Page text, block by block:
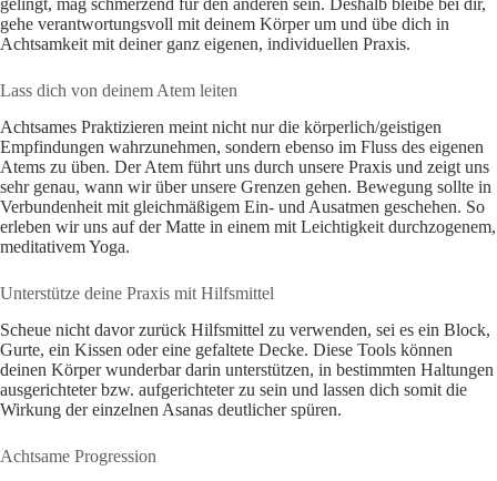
gelingt, mag schmerzend für den anderen sein. Deshalb bleibe bei dir,
gehe verantwortungsvoll mit deinem Körper um und übe dich in
Achtsamkeit mit deiner ganz eigenen, individuellen Praxis.
Lass dich von deinem Atem leiten
Achtsames Praktizieren meint nicht nur die körperlich/geistigen
Empfindungen wahrzunehmen, sondern ebenso im Fluss des eigenen
Atems zu üben. Der Atem führt uns durch unsere Praxis und zeigt uns
sehr genau, wann wir über unsere Grenzen gehen. Bewegung sollte in
Verbundenheit mit gleichmäßigem Ein- und Ausatmen geschehen. So
erleben wir uns auf der Matte in einem mit Leichtigkeit durchzogenem,
meditativem Yoga.
Unterstütze deine Praxis mit Hilfsmittel
Scheue nicht davor zurück Hilfsmittel zu verwenden, sei es ein Block,
Gurte, ein Kissen oder eine gefaltete Decke. Diese Tools können
deinen Körper wunderbar darin unterstützen, in bestimmten Haltungen
ausgerichteter bzw. aufgerichteter zu sein und lassen dich somit die
Wirkung der einzelnen Asanas deutlicher spüren.
Achtsame Progression